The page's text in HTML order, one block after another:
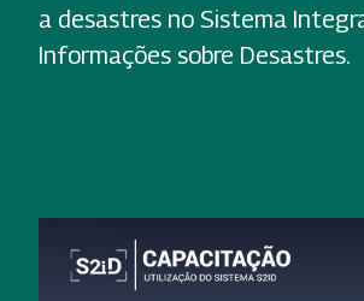
a desastres no Sistema
Informações sobre Desastres.